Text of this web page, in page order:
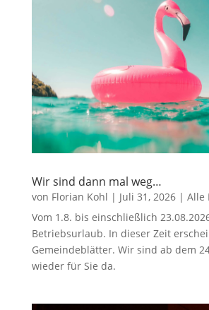
Wir sind dann mal weg…
von Florian Kohl | Juli 31, 2026| Alle
Vom 1.8. bis einschließlich
Betriebsurlaub. In dieser Zeit
Gemeindeblätter. Wir sind ab dem
wieder für Sie da.